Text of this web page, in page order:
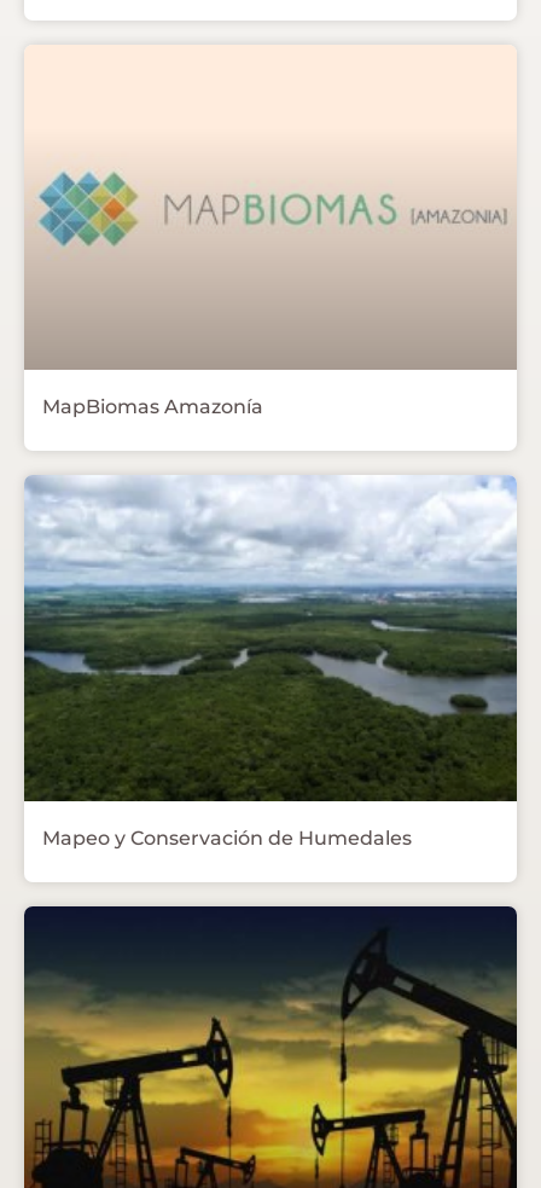
MapBiomas Amazonía
Mapeo y Conservación de Humedales